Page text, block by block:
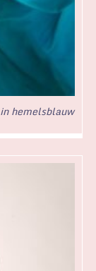
hemelsblauw